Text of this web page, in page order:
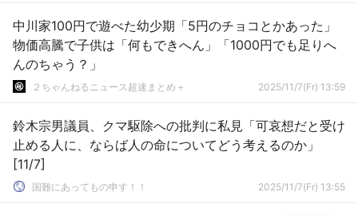
中川家100円で遊べた幼少期「5円のチョコとかあった」
物価高騰で子供は「何もできへん」「1000円でも足りへ
んのちゃう？」
２ちゃんねるニュース超速まとめ＋ 2025/11/7(Fr) 13:59
鈴木宗男議員、クマ駆除への批判に私見「可哀想だと受け
止める人に、ならば人の命についてどう考えるのか」
[11/7]
国難にあってもの申す！！ 2025/11/7(Fr) 13:55